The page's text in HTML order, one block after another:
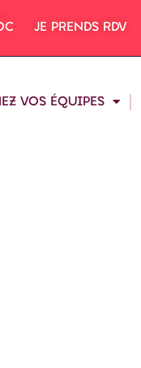
JE PRENDS RDV
VOS ÉQUIPES